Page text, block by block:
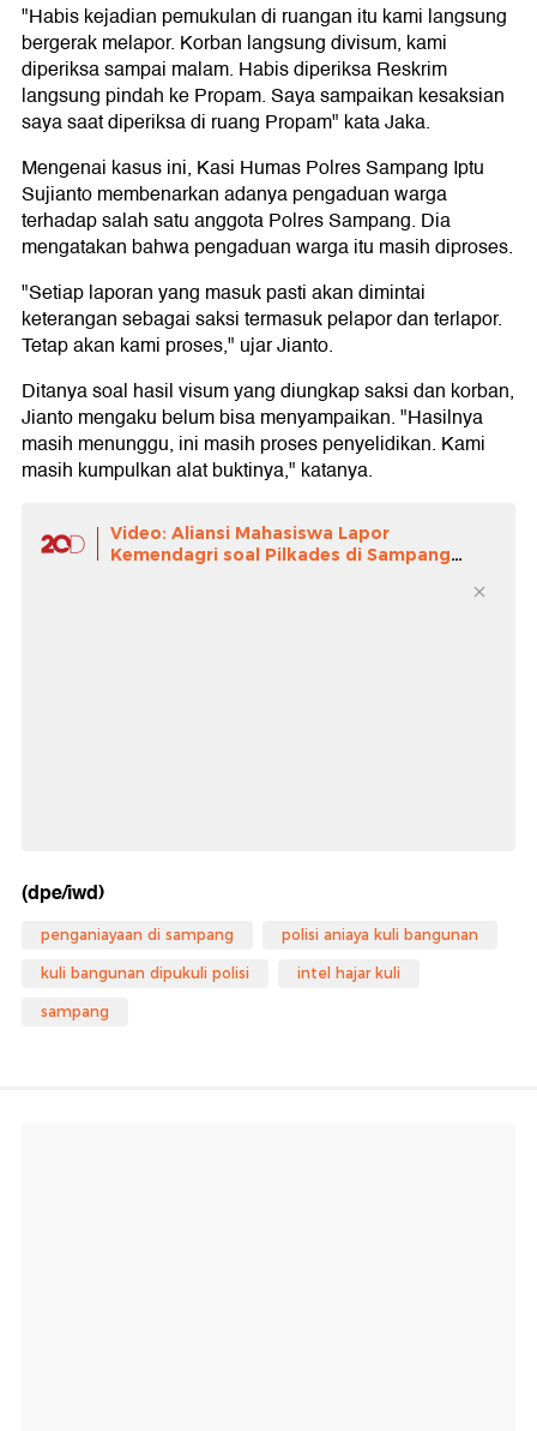
"Habis kejadian pemukulan di ruangan itu kami langsung
bergerak melapor. Korban langsung divisum, kami
diperiksa sampai malam. Habis diperiksa Reskrim
langsung pindah ke Propam. Saya sampaikan kesaksian
saya saat diperiksa di ruang Propam" kata Jaka.
Mengenai kasus ini, Kasi Humas Polres Sampang Iptu
Sujianto membenarkan adanya pengaduan warga
terhadap salah satu anggota Polres Sampang. Dia
mengatakan bahwa pengaduan warga itu masih diproses.
"Setiap laporan yang masuk pasti akan dimintai
keterangan sebagai saksi termasuk pelapor dan terlapor.
Tetap akan kami proses," ujar Jianto.
Ditanya soal hasil visum yang diungkap saksi dan korban,
Jianto mengaku belum bisa menyampaikan. "Hasilnya
masih menunggu, ini masih proses penyelidikan. Kami
masih kumpulkan alat buktinya," katanya.
Video: Aliansi Mahasiswa Lapor
Kemendagri soal Pilkades di Sampang
(dpe/iwd)
penganiayaan di sampang polisi aniaya kuli bangunan
kuli bangunan dipukuli polisi intel hajar kuli
sampang